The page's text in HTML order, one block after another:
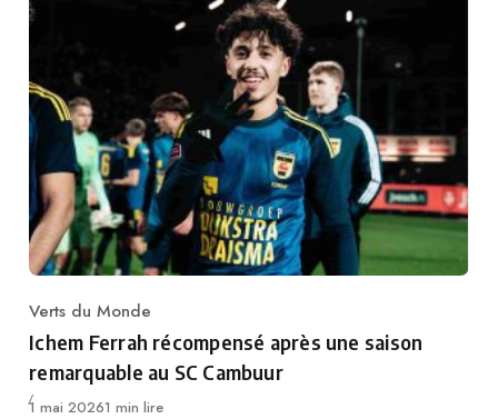
Category
Verts du Monde
Ichem Ferrah récompensé après une saison
remarquable au SC Cambuur
Publié
1 mai 20261 min lire